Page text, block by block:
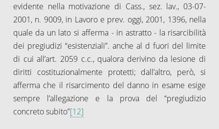
evidente nella motivazione di Cass., sez. lav., 03-07-
2001, n. 9009, in Lavoro e prev. oggi, 2001, 1396, nella
quale da un lato si afferma - in astratto - la risarcibilità
dei pregiudizi “esistenziali”. anche al d fuori del limite
di cui all’art. 2059 c.c., qualora derivino da lesione di
diritti costituzionalmente protetti; dall’altro, però, si
afferma che il risarcimento del danno in esame esige
sempre l’allegazione e la prova del “pregiudizio
concreto subito”[12]